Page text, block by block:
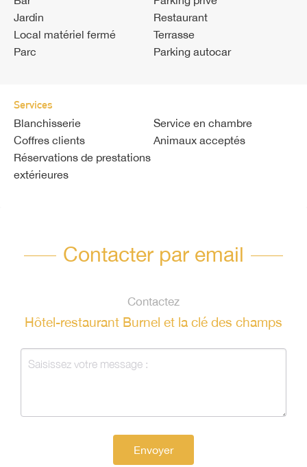
Jardin
Local matériel fermé
Parc
Restaurant
Terrasse
Parking autocar
Services
Blanchisserie
Coffres clients
Réservations de prestations
extérieures
Service en chambre
Animaux acceptés
Contacter par email
Contactez
Hôtel-restaurant Burnel et la clé des champs
Envoyer